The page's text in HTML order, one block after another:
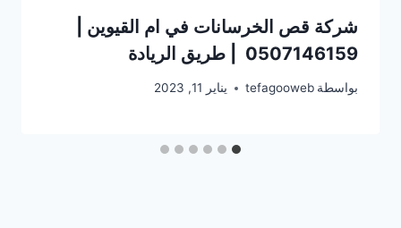
شركة قص الخرسانات في ام القيوين |
0507146159 | طريق الريادة
بواسطة tefagooweb يناير 11, 2023